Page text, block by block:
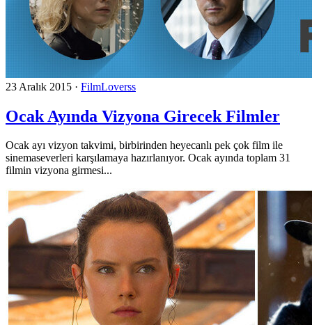
23 Aralık 2015 · FilmLoverss
Ocak Ayında Vizyona Girecek Filmler
Ocak ayı vizyon takvimi, birbirinden heyecanlı pek çok film ile
sinemaseverleri karşılamaya hazırlanıyor. Ocak ayında toplam 31
filmin vizyona girmesi...